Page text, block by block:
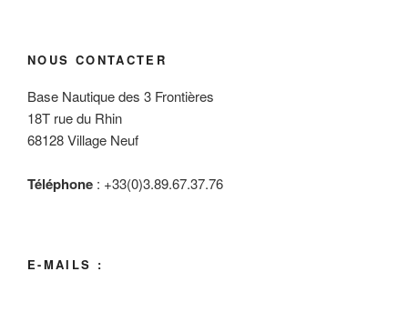
NOUS CONTACTER
Base Nautique des 3 Frontières
18T rue du Rhin
68128 Village Neuf
Téléphone : +33(0)3.89.67.37.76
E-MAILS :